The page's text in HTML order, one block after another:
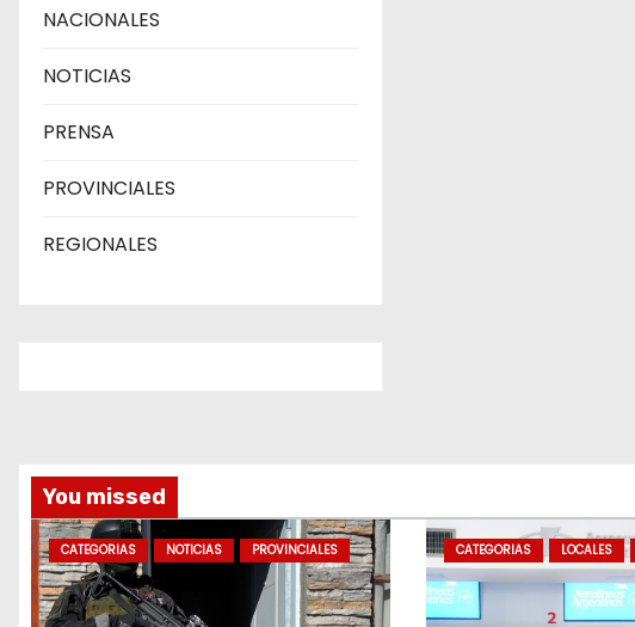
NACIONALES
NOTICIAS
PRENSA
PROVINCIALES
REGIONALES
You missed
CATEGORIAS NOTICIAS PROVINCIALES CATEGORIAS LOCALES